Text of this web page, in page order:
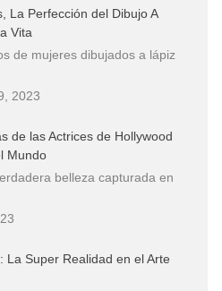
La Perfección del Dibujo A
Vita
de mujeres dibujados a lápiz
2023
de las Actrices de Hollywood
Mundo
belleza capturada en
La Super Realidad en el Arte